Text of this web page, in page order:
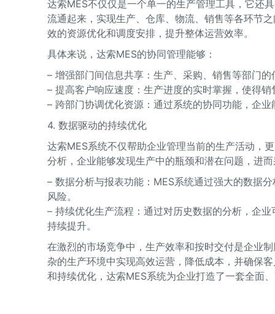
达索MES不仅仅是一个单一的生产管理工具，它还
流通起来，实现生产、仓库、物流、销售等各环节
效的资源优化和调度安排，提升整体运营效率。
具体来说，达索MES的协同管理能够：
– 增强部门间信息共享：生产、采购、销售等部门
– 提高客户响应速度：生产进度的实时掌握，使得
– 跨部门协调优化资源：通过系统的协同功能，企
4. 数据驱动的持续优化
达索MES系统不仅帮助企业管理当前的生产活动，
分析，企业能够发现生产中的瓶颈和潜在问题，进
– 数据分析与报表功能：MES系统通过强大的数据
风险。
– 持续优化生产流程：通过对历史数据的分析，企
持续提升。
在激烈的市场竞争中，生产效率和按时交付是企业
杂的生产环境中实现高效运营，降低成本，并确保
和持续优化，达索MES系统为企业打造了一套全面